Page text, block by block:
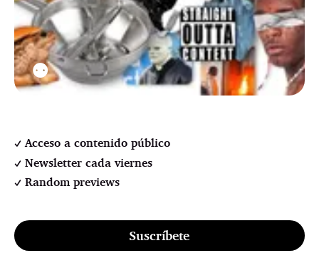
⚉
Acceso a contenido público
Newsletter cada viernes
Random previews
Suscríbete